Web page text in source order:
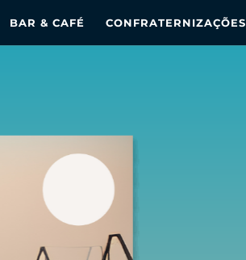
BAR & CAFÉ CONFRATERNIZAÇÕES